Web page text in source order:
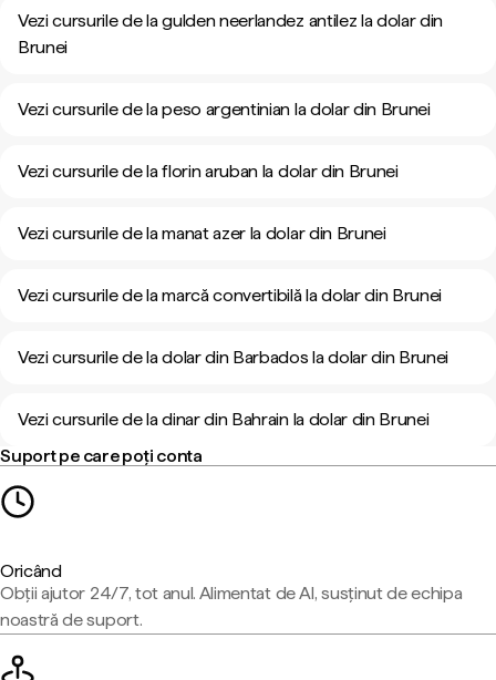
Vezi cursurile de la gulden neerlandez antilez la dolar din
Brunei
Vezi cursurile de la peso argentinian la dolar din Brunei
Vezi cursurile de la florin aruban la dolar din Brunei
Vezi cursurile de la manat azer la dolar din Brunei
Vezi cursurile de la marcă convertibilă la dolar din Brunei
Vezi cursurile de la dolar din Barbados la dolar din Brunei
Vezi cursurile de la dinar din Bahrain la dolar din Brunei
Suport pe care poți conta
Oricând
Obții ajutor 24/7, tot anul. Alimentat de AI, susținut de echipa
noastră de suport.